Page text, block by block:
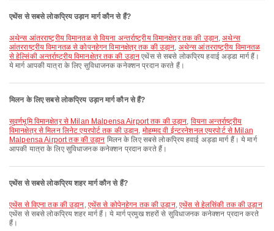
एथेंस से सबसे लोकप्रिय उड़ान मार्ग कौन से हैं?
अथेन्स आंतरराष्ट्रीय विमानतळ से वियना अन्तर्राष्ट्रीय विमानक्षेत्र तक की उड़ान,अथेन्स
आंतरराष्ट्रीय विमानतळ से कोपनहेगन विमानक्षेत्र तक की उड़ान, अथेन्स आंतरराष्ट्रीय विमानतळ
से हेल्सिंकी अन्तर्राष्ट्रीय विमानक्षेत्र तक की उड़ान एथेंस से सबसे लोकप्रिय हवाई अड्डा मार्ग हैं।
ये मार्ग आपकी यात्रा के लिए सुविधाजनक कनेक्शन प्रदान करते हैं।
मिलन के लिए सबसे लोकप्रिय उड़ान मार्ग कौन से हैं?
सुवर्णभूमि विमानक्षेत्र से Milan Malpensa Airport तक की उड़ान, वियना अन्तर्राष्ट्रीय
विमानक्षेत्र से मिलन लिनेट एयरपोर्ट तक की उड़ान, मोहम्मद वी ईन्टरनेशनल एयरपोर्ट से Milan
Malpensa Airport तक की उड़ान मिलन के लिए सबसे लोकप्रिय हवाई अड्डा मार्ग हैं। ये मार्ग
आपकी यात्रा के लिए सुविधाजनक कनेक्शन प्रदान करते हैं।
एथेंस से सबसे लोकप्रिय शहर मार्ग कौन से हैं?
एथेंस से विएना तक की उड़ान, एथेंस से कोपेनहेगन तक की उड़ान,एथेंस से हेलसिंकी तक की उड़ान
एथेंस से सबसे लोकप्रिय शहर मार्ग हैं। ये मार्ग प्रमुख शहरों से सुविधाजनक कनेक्शन प्रदान करते
हैं।